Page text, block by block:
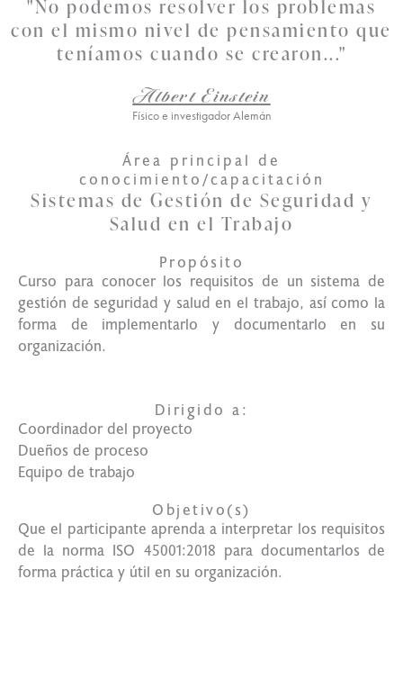
"No podemos resolver los problemas
con el mismo nivel de pensamiento que
teníamos cuando se crearon..."
Albert Einstein
Físico e investigador Alemán
Área principal de
conocimiento/capacitación
Sistemas de Gestión de Seguridad y
Salud en el Trabajo
Propósito
Curso para conocer los requisitos de un sistema de
gestión de seguridad y salud en el trabajo, así como la
forma de implementarlo y documentarlo en su
organización.
Dirigido a:
Coordinador del proyecto
Dueños de proceso
Equipo de trabajo
Objetivo(s)
Que el participante aprenda a interpretar los requisitos
de la norma ISO 45001:2018 para documentarlos de
forma práctica y útil en su organización.